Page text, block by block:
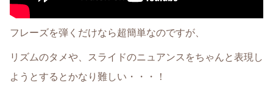
フレーズを弾くだけなら超簡単なのですが、
リズムのタメや、スライドのニュアンスをちゃんと表現し
ようとするとかなり難しい・・・！